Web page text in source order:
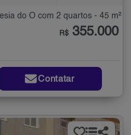
do Ó com 2 quartos - 45 m²
R$ 355.000
Contatar